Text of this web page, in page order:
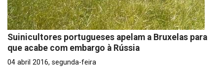
Suinicultores portugueses apelam a Bruxelas para
que acabe com embargo à Rússia
04 abril 2016, segunda-feira